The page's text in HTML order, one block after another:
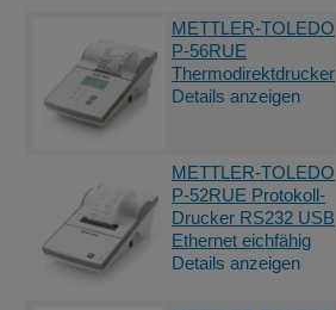
METTLER-TOLEDO
P-56RUE
Thermodirektdrucker
Details anzeigen
METTLER-TOLEDO
P-52RUE Protokoll-
Drucker RS232 USB
Ethernet eichfähig
Details anzeigen